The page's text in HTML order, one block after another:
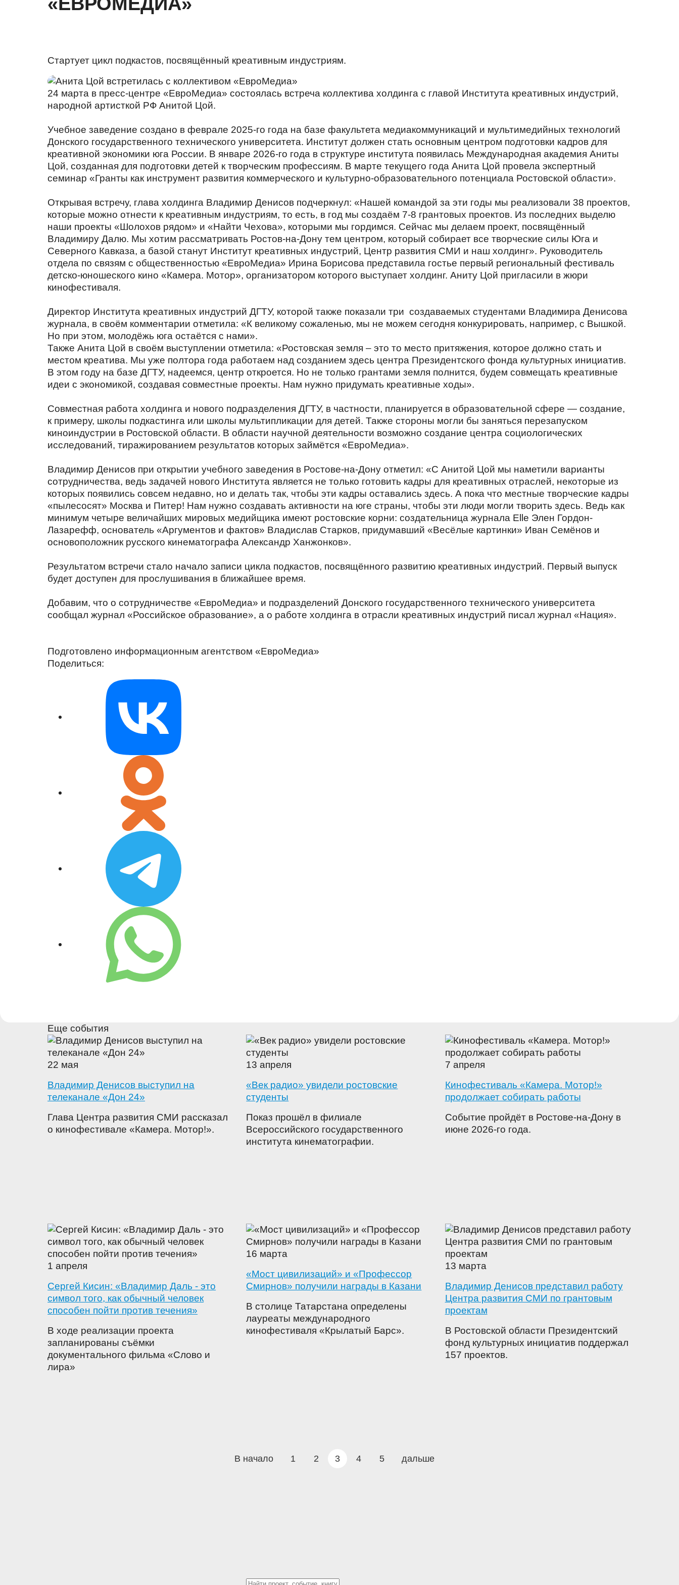
Стартует цикл подкастов, посвящённый креативным индустриям.
24 марта в пресс-центре «ЕвроМедиа» состоялась встреча коллектива холдинга с главой Института креативных индустрий,
народной артисткой РФ Анитой Цой.
Учебное заведение создано в феврале 2025-го года на базе факультета медиакоммуникаций и мультимедийных технологий
Донского государственного технического университета. Институт должен стать основным центром подготовки кадров для
креативной экономики юга России. В январе 2026-го года в структуре института появилась Международная академия Аниты
Цой, созданная для подготовки детей к творческим профессиям. В марте текущего года Анита Цой провела экспертный
семинар «Гранты как инструмент развития коммерческого и культурно-образовательного потенциала Ростовской области».
Открывая встречу, глава холдинга Владимир Денисов подчеркнул: «Нашей командой за эти годы мы реализовали 38 проектов,
которые можно отнести к креативным индустриям, то есть, в год мы создаём 7-8 грантовых проектов. Из последних выделю
наши проекты «Шолохов рядом» и «Найти Чехова», которыми мы гордимся. Сейчас мы делаем проект, посвящённый
Владимиру Далю. Мы хотим рассматривать Ростов-на-Дону тем центром, который собирает все творческие силы Юга и
Северного Кавказа, а базой станут Институт креативных индустрий, Центр развития СМИ и наш холдинг». Руководитель
отдела по связям с общественностью «ЕвроМедиа» Ирина Борисова представила гостье первый региональный фестиваль
детско-юношеского кино «Камера. Мотор», организатором которого выступает холдинг. Аниту Цой пригласили в жюри
кинофестиваля.
Директор Института креативных индустрий ДГТУ, которой также показали три создаваемых студентами Владимира Денисова
журнала, в своём комментарии отметила: «К великому сожаленью, мы не можем сегодня конкурировать, например, с Вышкой.
Но при этом, молодёжь юга остаётся с нами».
Также Анита Цой в своём выступлении отметила: «Ростовская земля – это то место притяжения, которое должно стать и
местом креатива. Мы уже полтора года работаем над созданием здесь центра Президентского фонда культурных инициатив.
В этом году на базе ДГТУ, надеемся, центр откроется. Но не только грантами земля полнится, будем совмещать креативные
идеи с экономикой, создавая совместные проекты. Нам нужно придумать креативные ходы».
Совместная работа холдинга и нового подразделения ДГТУ, в частности, планируется в образовательной сфере — создание,
к примеру, школы подкастинга или школы мультипликации для детей. Также стороны могли бы заняться перезапуском
киноиндустрии в Ростовской области. В области научной деятельности возможно создание центра социологических
исследований, тиражированием результатов которых займётся «ЕвроМедиа».
Владимир Денисов при открытии учебного заведения в Ростове-на-Дону отметил: «С Анитой Цой мы наметили варианты
сотрудничества, ведь задачей нового Института является не только готовить кадры для креативных отраслей, некоторые из
которых появились совсем недавно, но и делать так, чтобы эти кадры оставались здесь. А пока что местные творческие кадры
«пылесосят» Москва и Питер! Нам нужно создавать активности на юге страны, чтобы эти люди могли творить здесь. Ведь как
минимум четыре величайших мировых медийщика имеют ростовские корни: создательница журнала Еlle Элен Гордон-
Лазарефф, основатель «Аргументов и фактов» Владислав Старков, придумавший «Весёлые картинки» Иван Семёнов и
основоположник русского кинематографа Александр Ханжонков».
Результатом встречи стало начало записи цикла подкастов, посвящённого развитию креативных индустрий. Первый выпуск
будет доступен для прослушивания в ближайшее время.
Добавим, что о сотрудничестве «ЕвроМедиа» и подразделений Донского государственного технического университета
сообщал журнал «Российское образование», а о работе холдинга в отрасли креативных индустрий писал журнал «Нация».
Подготовлено информационным агентством «ЕвроМедиа»
Поделиться:
Еще события
22 мая
Владимир Денисов выступил на
телеканале «Дон 24»
Глава Центра развития СМИ рассказал
о кинофестивале «Камера. Мотор!».
13 апреля
«Век радио» увидели ростовские
студенты
Показ прошёл в филиале
Всероссийского государственного
института кинематографии.
7 апреля
Кинофестиваль «Камера. Мотор!»
продолжает собирать работы
Событие пройдёт в Ростове-на-Дону в
июне 2026-го года.
1 апреля
Сергей Кисин: «Владимир Даль - это
символ того, как обычный человек
способен пойти против течения»
В ходе реализации проекта
запланированы съёмки
документального фильма «Слово и
лира»
16 марта
«Мост цивилизаций» и «Профессор
Смирнов» получили награды в Казани
В столице Татарстана определены
лауреаты международного
кинофестиваля «Крылатый Барс».
13 марта
Владимир Денисов представил работу
Центра развития СМИ по грантовым
проектам
В Ростовской области Президентский
фонд культурных инициатив поддержал
157 проектов.
В начало 1 2 3 4 5 дальше